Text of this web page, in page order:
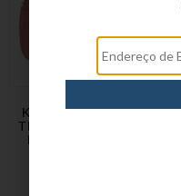
KIT ESCOLAR
TREVO MATELASSÊ EM
POLIÉSTER YS29421